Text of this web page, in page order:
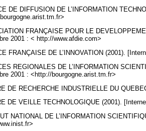
DE DIFFUSION DE L’INFORMATION
FRANÇAISE POUR LE
2001 : < http://www.afdie.com>
FRANÇAISE DE L’INNOVATION (2001).
REGIONALES DE L’INFORMATION
2001 : <http://bourgogne.arist.tm.fr>
DE RECHERCHE INDUSTRIELLE DU
DE VEILLE TECHNOLOGIQUE (2001).
NATIONAL DE L’INFORMATION